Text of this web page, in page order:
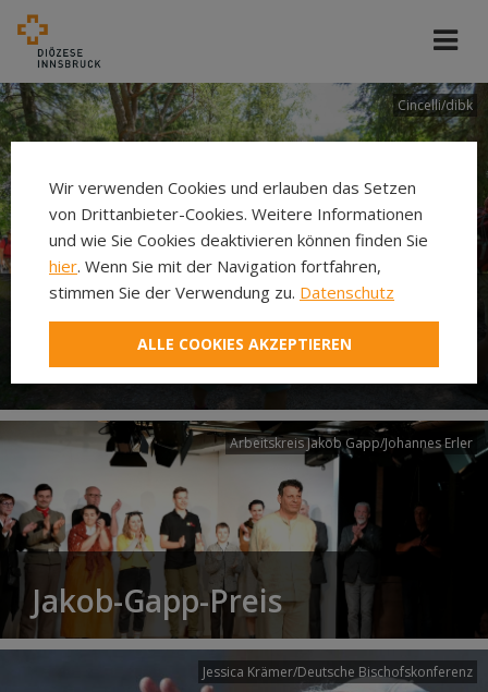
Cincelli/dibk
Neuer Pilgerweg Via
Laudato si’
Arbeitskreis Jakob Gapp/Johannes Erler
Jakob-Gapp-Preis
Jessica Krämer/Deutsche Bischofskonferenz
Wir verwenden Cookies und erlauben das Setzen
von Drittanbieter-Cookies. Weitere Informationen
und wie Sie Cookies deaktivieren können finden Sie
hier. Wenn Sie mit der Navigation fortfahren,
stimmen Sie der Verwendung zu. Datenschutz
ALLE COOKIES AKZEPTIEREN